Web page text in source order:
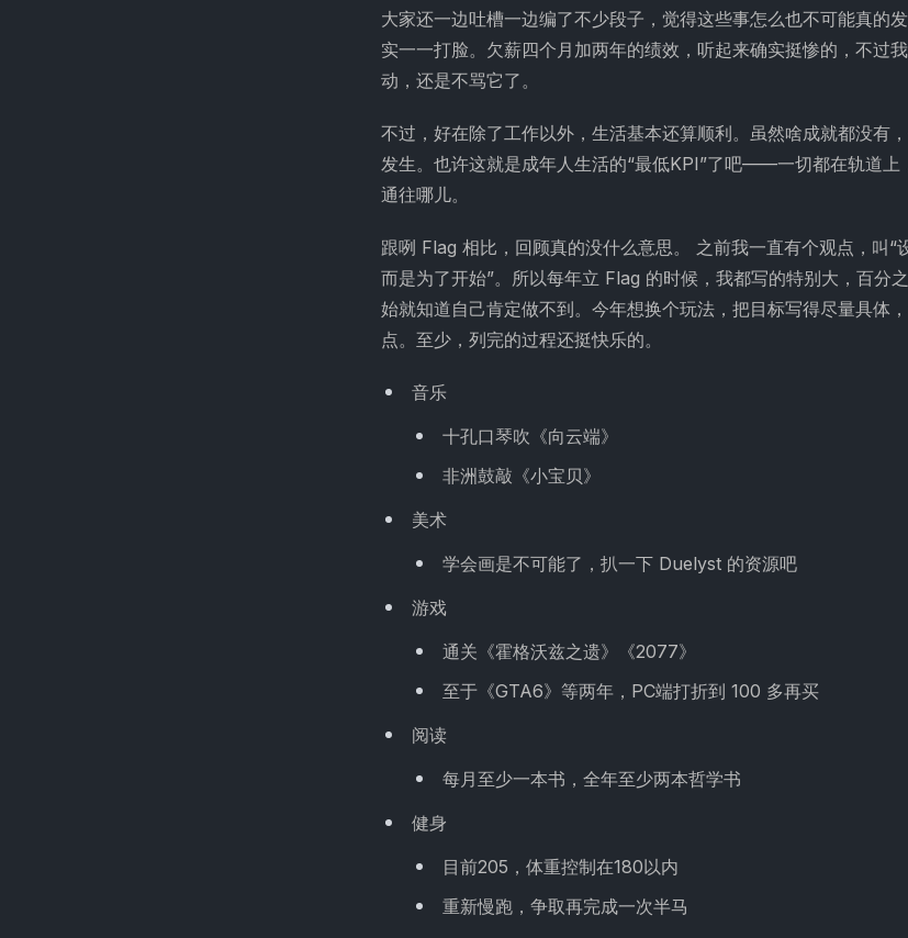
大家还一边吐槽一边编了不少段子，觉得这些事怎么也不可能真的
实一一打脸。欠薪四个月加两年的绩效，听起来确实挺惨的，不过
动，还是不骂它了。
不过，好在除了工作以外，生活基本还算顺利。虽然啥成就都没有
发生。也许这就是成年人生活的“最低KPI”了吧——一切都在轨道上
通往哪儿。
跟咧 Flag 相比，回顾真的没什么意思。 之前我一直有个观点，叫“
而是为了开始”。所以每年立 Flag 的时候，我都写的特别大，百分
始就知道自己肯定做不到。今年想换个玩法，把目标写得尽量具体
点。至少，列完的过程还挺快乐的。
音乐
十孔口琴吹《向云端》
非洲鼓敲《小宝贝》
美术
学会画是不可能了，扒一下 Duelyst 的资源吧
游戏
通关《霍格沃兹之遗》《2077》
至于《GTA6》等两年，PC端打折到 100 多再买
阅读
每月至少一本书，全年至少两本哲学书
健身
目前205，体重控制在180以内
重新慢跑，争取再完成一次半马